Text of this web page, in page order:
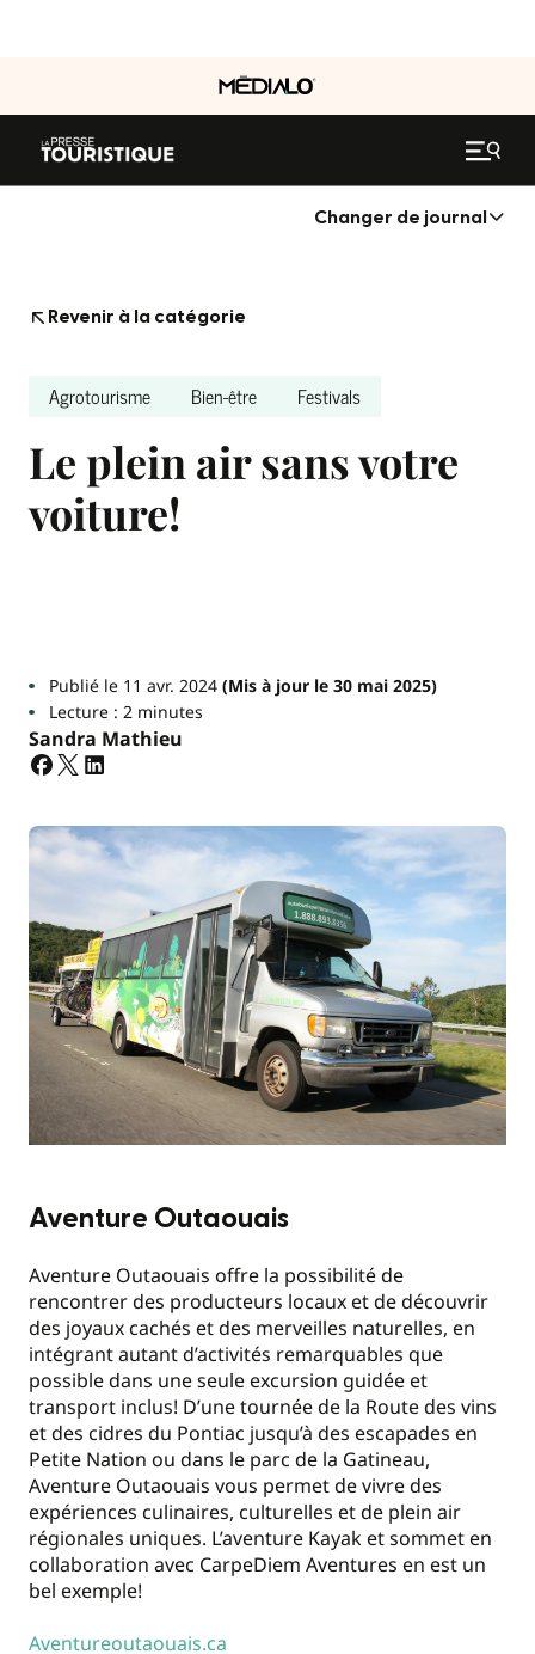
Changer de journal
Revenir à la catégorie
Agrotourisme Bien-être Festivals
Le plein air sans votre
voiture!
Publié le 11 avr. 2024(Mis à jour le 30 mai 2025)
Lecture : 2 minutes
Sandra Mathieu
Aventure Outaouais
Aventure Outaouais offre la possibilité de
rencontrer des producteurs locaux et de découvrir
des joyaux cachés et des merveilles naturelles, en
intégrant autant d’activités remarquables que
possible dans une seule excursion guidée et
transport inclus! D’une tournée de la Route des vins
et des cidres du Pontiac jusqu’à des escapades en
Petite Nation ou dans le parc de la Gatineau,
Aventure Outaouais vous permet de vivre des
expériences culinaires, culturelles et de plein air
régionales uniques. L’aventure Kayak et sommet en
collaboration avec CarpeDiem Aventures en est un
bel exemple!
Aventureoutaouais.ca